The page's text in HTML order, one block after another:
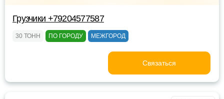
Грузчики +79204577587
30 ТОНН ПО ГОРОДУ МЕЖГОРОД
Связаться